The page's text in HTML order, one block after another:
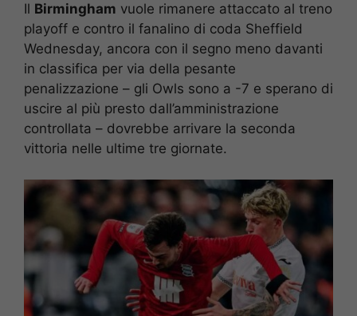
Il Birmingham vuole rimanere attaccato al treno
playoff e contro il fanalino di coda Sheffield
Wednesday, ancora con il segno meno davanti
in classifica per via della pesante
penalizzazione – gli Owls sono a -7 e sperano di
uscire al più presto dall’amministrazione
controllata – dovrebbe arrivare la seconda
vittoria nelle ultime tre giornate.